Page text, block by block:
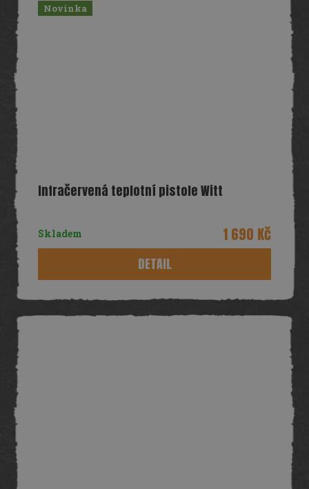
Novinka
Infračervená teplotní pistole Witt
Skladem 1 690 Kč
DETAIL